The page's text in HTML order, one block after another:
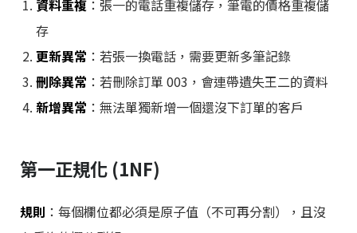
資料重複 ：張一的電話重複儲存，筆電的價格重複儲
存
更新異常 ：若張一換電話，需要更新多筆記錄
刪除異常 ：若刪除訂單 003，會連帶遺失王二的資料
新增異常 ：無法單獨新增一個還沒下訂單的客戶
第一正規化 (1NF)
規則 ：每個欄位都必須是原子值（不可再分割），且沒